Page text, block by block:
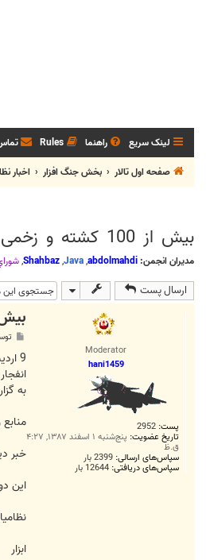
لینک سریع راهنما Rules
صفحه اول تالار
بخش جنگ افزار اخبار
بیش از 100 كشته و زخمی در انفجار بمب در بغداد
مدیران انجمن: abdolmahdi
,
Java
,
Shahbaz
,
ارسال پست
Moderator
hani1459
پست: 2952
تاریخ عضویت: پنج‌شنبه ۱ اسفند ۱۳۸۷, ۴:۲۷
ق.ظ
سپاس‌های ارسالی: 2399 بار
سپاس‌های دریافتی: 12644 بار
بیش از 100 كشته و زخمی
ت 9 ارديبهشت 1388 21:15
انفجار
به
خبر
این
ابزار